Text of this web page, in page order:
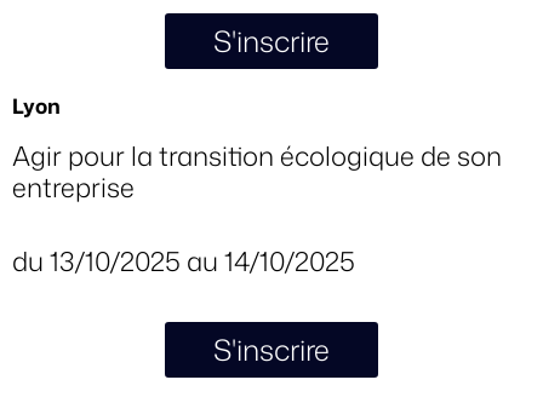
S'inscrire
Lyon
Agir pour la transition écologique de son
entreprise
du 13/10/2025 au 14/10/2025
S'inscrire